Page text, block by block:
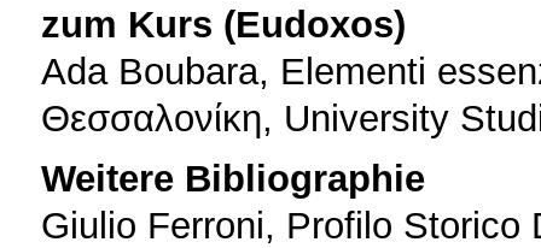
zum Kurs (Eudoxos)
Ada Boubara, Elementi
Θεσσαλονίκη, University
Weitere Bibliographie
Giulio Ferroni, Profilo Storico